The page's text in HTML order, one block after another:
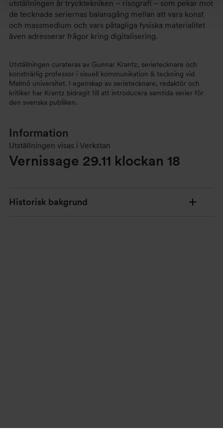
utställningen är trycktekniken – risografi – som pekar mot
de tecknade seriernas balansgång mellan att vara konst
och massmedium och vars påtagliga fysiska materialitet
även adresserar frågor kring digitalisering.
Utställningen curateras av Gunnar Krantz, serietecknare och
konstnärlig professor i visuell kommunikation & teckning vid
Malmö universitet. I egenskap av serietecknare, redaktör och
kritiker har Krantz bidragit till att introducera samtida serier för
den svenska publiken.
Information
Utställningen visas i Verkstan
Vernissage 29.11 klockan 18
Historisk bakgrund